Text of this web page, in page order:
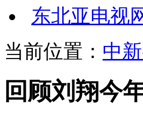
东北亚电视
当前位置： 中
回顾刘翔今